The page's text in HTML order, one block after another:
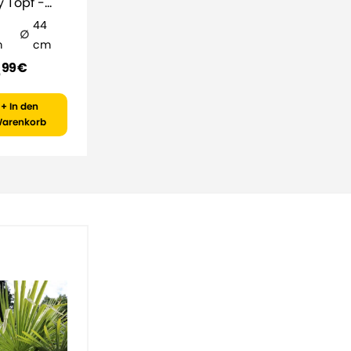
44
cm
99 €
+ In den